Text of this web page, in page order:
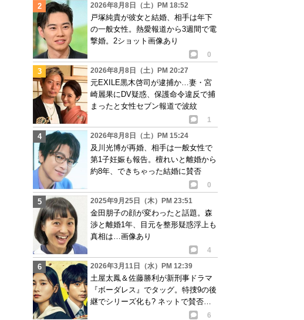
2026年8月8日（土）PM 18:52
戸塚純貴が彼女と結婚、相手は年下
の一般女性。熱愛報道から3週間で電
撃婚。2ショット画像あり
0
2026年8月8日（土）PM 20:27
元EXILE黒木啓司が逮捕か…妻・宮
崎麗果にDV疑惑、保護命令違反で捕
まったと女性セブン報道で波紋
1
2026年8月8日（土）PM 15:24
及川光博が再婚、相手は一般女性で
第1子妊娠も報告。檀れいと離婚から
約8年、できちゃった結婚に賛否
0
2025年9月25日（木）PM 23:51
金田朋子の顔が変わったと話題。森
渉と離婚1年、目元を整形疑惑浮上も
真相は…画像あり
4
2026年3月11日（水）PM 12:39
土屋太鳳＆佐藤勝利が新刑事ドラマ
『ボーダレス』でタッグ。特捜9の後
継でシリーズ化も? ネットで賛否両
6